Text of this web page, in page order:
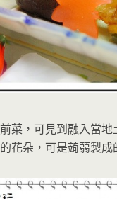
菜，可見到融入當地
花朵，可是蒟蒻製成